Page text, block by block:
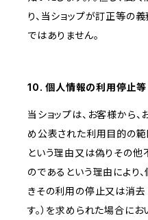
り、当ショップが訂正等の
ではありません。
10. 個人情報の利用停止等
当ショップは、お客様から
め公表された利用目的の
という理由又は偽りその他
のであるという理由により
きその利用の停止又は消去
す。）を求められた場合に